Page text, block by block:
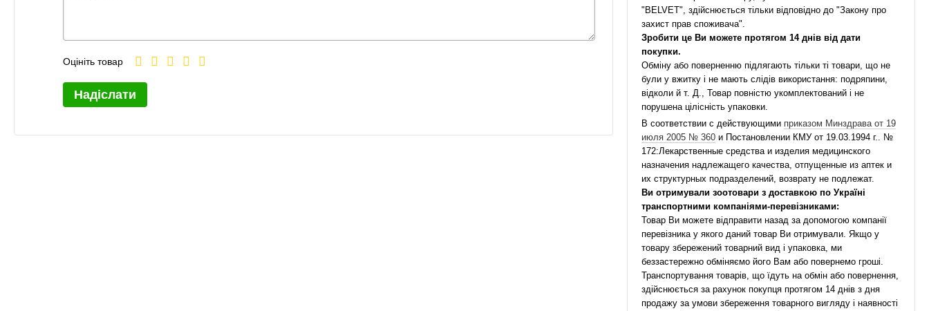
Оцініть товар
Надіслати
"BELVET", здійснюється тільки відповідно до "Закону про
захист прав споживача".
Зробити це Ви можете протягом 14 днів від дати
покупки.
Обміну або поверненню підлягають тільки ті товари, що не
були у вжитку і не мають слідів використання: подряпини,
відколи й т. Д., Товар повністю укомплектований і не
порушена цілісність упаковки.
В соответствии с действующими приказом Минздрава от 19
июля 2005 № 360и Постановлении КМУ от 19.03.1994 г.. №
172:Лекарственные средства и изделия медицинского
назначения надлежащего качества, отпущенные из аптек и
их структурных подразделений, возврату не подлежат.
Ви отримували зоотовари з доставкою по Україні
транспортними компаніями-перевізниками:
Товар Ви можете відправити назад за допомогою компанії
перевізника у якого даний товар Ви отримували. Якщо у
товару збережений товарний вид і упаковка, ми
беззастережно обміняємо його Вам або повернемо гроші.
Транспортування товарів, що їдуть на обмін або повернення,
здійснюється за рахунок покупця протягом 14 днів з дня
продажу за умови збереження товарного вигляду і наявності